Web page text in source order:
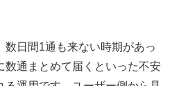
数日間1通も来ない時期があっ
数通まとめて届くといった不安